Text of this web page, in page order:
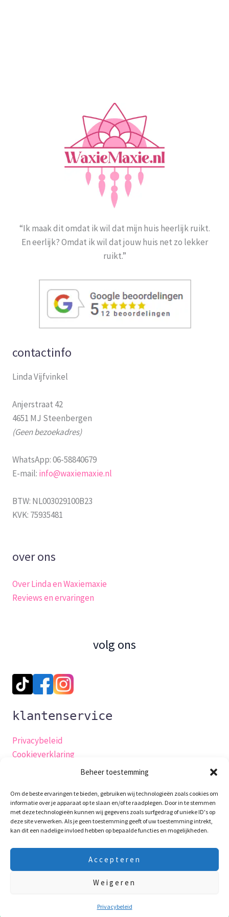
Beheer toestemming
Om de beste ervaringen te bieden, gebruiken wij technologieën zoals cookies om
informatie over je apparaat op te slaan en/of te raadplegen. Door in te stemmen
met deze technologieën kunnen wij gegevens zoals surfgedrag of unieke ID's op
deze site verwerken. Als je geen toestemming geeft of uw toestemming intrekt,
kan dit een nadelige invloed hebben op bepaalde functies en mogelijkheden.
Accepteren
Weigeren
Privacybeleid
verzenddag is 7e Augustus! Fijne vakantie !!!
“Ik maak dit omdat ik wil dat mijn huis heerlijk ruikt.
En eerlijk? Omdat ik wil dat jouw huis net zo lekker
ruikt.”
contactinfo
Linda Vijfvinkel
Anjerstraat 42
4651 MJ Steenbergen
(Geen bezoekadres)
WhatsApp: 06-58840679
E-mail: info@waxiemaxie.nl
BTW: NL003029100B23
KVK: 75935481
over ons
Over Linda en Waxiemaxie
Reviews en ervaringen
volg ons
klantenservice
Privacybeleid
Cookieverklaring
Algemene-voorwaarden
Retourneren
Garantie en klachten
klachtenpagina
Contact
productveiligheidsverklaring
Copyright © 2026 WaxieMaxie